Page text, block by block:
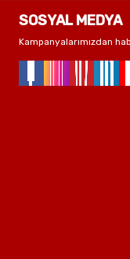
SOSYAL MEDYA
Kampanyalarımızdan